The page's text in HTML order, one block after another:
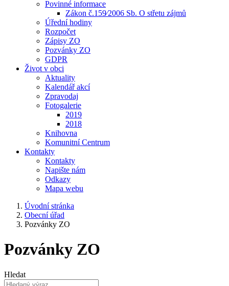
Povinné informace
Zákon č.159⁄2006 Sb. O střetu zájmů
Úřední hodiny
Rozpočet
Zápisy ZO
Pozvánky ZO
GDPR
Život v obci
Aktuality
Kalendář akcí
Zpravodaj
Fotogalerie
2019
2018
Knihovna
Komunitní Centrum
Kontakty
Kontakty
Napište nám
Odkazy
Mapa webu
Úvodní stránka
Obecní úřad
Pozvánky ZO
Pozvánky ZO
Hledat